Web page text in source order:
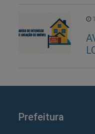
Prefeitura